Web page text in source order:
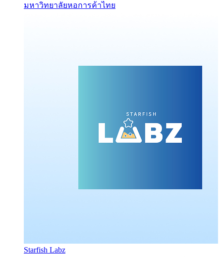
มหาวิทยาลัยหอการค้าไทย
Starfish Labz